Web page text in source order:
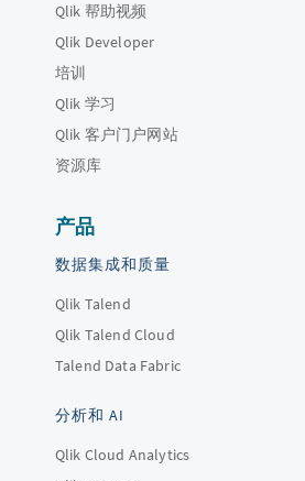
Qlik 帮助视频
Qlik Developer
培训
Qlik 学习
Qlik 客户门户网站
资源库
产品
数据集成和质量
Qlik Talend
Qlik Talend Cloud
Talend Data Fabric
分析和 AI
Qlik Cloud Analytics